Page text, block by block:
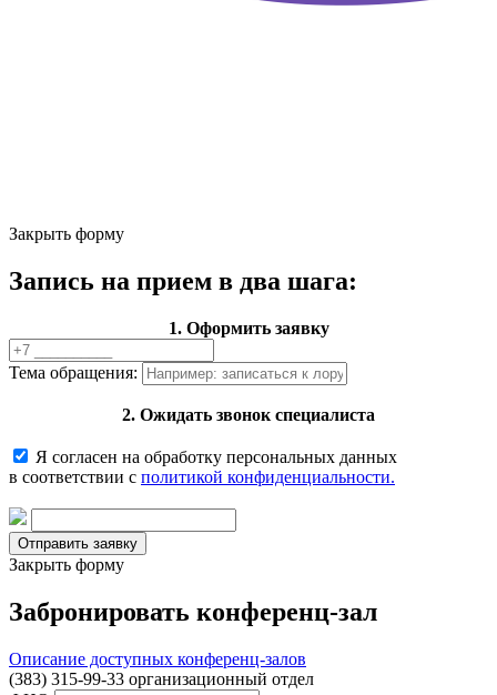
Закрыть форму
Запись на прием в два шага:
1. Оформить заявку
Тема обращения:
2. Ожидать звонок специалиста
Я согласен на обработку персональных данных
в соответствии с политикой конфиденциальности.
Закрыть форму
Забронировать конференц-зал
Описание доступных конференц-залов
(383) 315-99-33 организационный отдел